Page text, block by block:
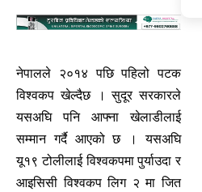
नेपालले २०१४ पछि पहिलो पटक
विश्वकप खेल्दैछ । सुदूर सरकारले
यसअघि पनि आफ्ना खेलाडीलाई
सम्मान गर्दै आएको छ । यसअघि
यू१९ टोलीलाई विश्वकपमा पुर्याउदा र
आइसिसी विश्वकप लिग २ मा जित